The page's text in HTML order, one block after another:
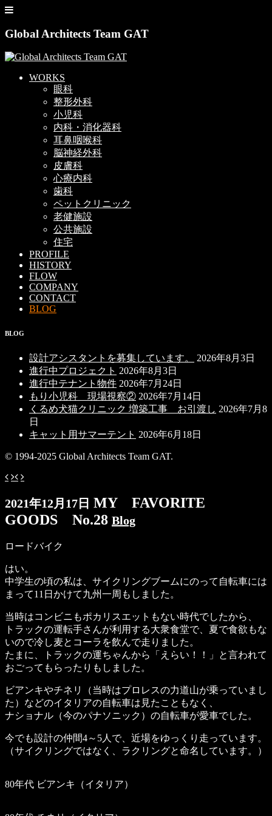
Global Architects Team GAT
WORKS
眼科
整形外科
小児科
内科・消化器科
耳鼻咽喉科
脳神経外科
皮膚科
心療内科
歯科
ペットクリニック
老健施設
公共施設
住宅
PROFILE
HISTORY
FLOW
COMPANY
CONTACT
BLOG
BLOG
設計アシスタントを募集しています。
2026年8月3日
進行中プロジェクト 2026年8月3日
進行中テナント物件 2026年7月24日
もり小児科 現場視察② 2026年7月14日
くるめ犬猫クリニック 増築工事 お引渡し 2026年7月8
日
キャット用サマーテント 2026年6月18日
© 1994-2025 Global Architects Team GAT.
2021年12月17日 MY FAVORITE
GOODS No.28 Blog
ロードバイク
はい。
中学生の頃の私は、サイクリングブームにのって自転車には
まって11日かけて九州一周もしました。
当時はコンビニもポカリスエットもない時代でしたから、
トラックの運転手さんが利用する大衆食堂で、夏で食欲もな
いので冷し麦とコーラを飲んで走りました。
たまに、トラックの運ちゃんから「えらい！！」と言われて
おごってもらったりもしました。
ビアンキやチネリ（当時はプロレスの力道山が乗っていまし
た）などのイタリアの自転車は見たこともなく、
ナショナル（今のパナソニック）の自転車が愛車でした。
今でも設計の仲間4～5人で、近場をゆっくり走っています。
（サイクリングではなく、ラクリングと命名しています。）
80年代 ビアンキ（イタリア）